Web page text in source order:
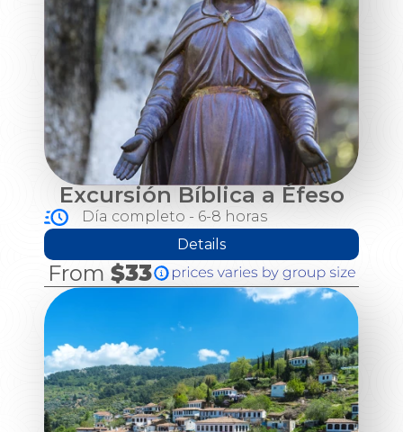
Excursión Bíblica a Éfeso
Día completo - 6-8 horas
Details
From $33